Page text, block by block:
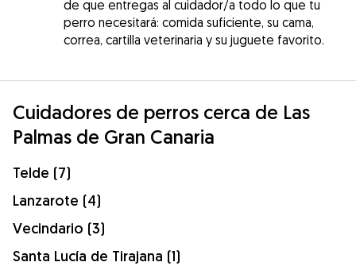
de que entregas al cuidador/a todo lo que tu
perro necesitará: comida suficiente, su cama,
correa, cartilla veterinaria y su juguete favorito.
Cuidadores de perros cerca de Las
Palmas de Gran Canaria
Telde (7)
Lanzarote (4)
Vecindario (3)
Santa Lucía de Tirajana (1)